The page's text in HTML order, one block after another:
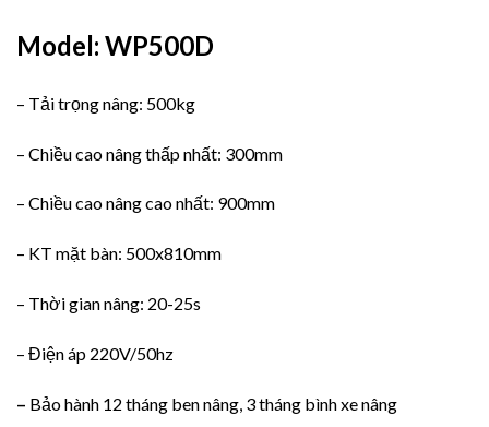
Model: WP500D
– Tải trọng nâng: 500kg
– Chiều cao nâng thấp nhất: 300mm
– Chiều cao nâng cao nhất: 900mm
– KT mặt bàn: 500x810mm
– Thời gian nâng: 20-25s
– Điện áp 220V/50hz
– Bảo hành 12 tháng ben nâng, 3 tháng bình xe nâng